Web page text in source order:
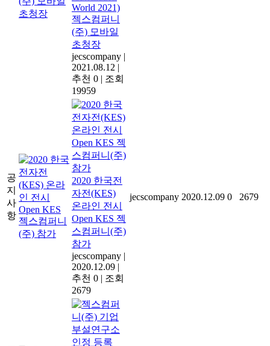
World 2021)
젝스컴퍼니
(주) 모바일
초청장
jecscompany |
2021.08.12 |
추천 0 | 조회
19959
공
지
사
항
2020 한국전
자전(KES)
온라인 전시
Open KES 젝
스컴퍼니(주)
참가
jecscompany |
2020.12.09 |
추천 0 | 조회
2679
jecscompany 2020.12.09 0 2679